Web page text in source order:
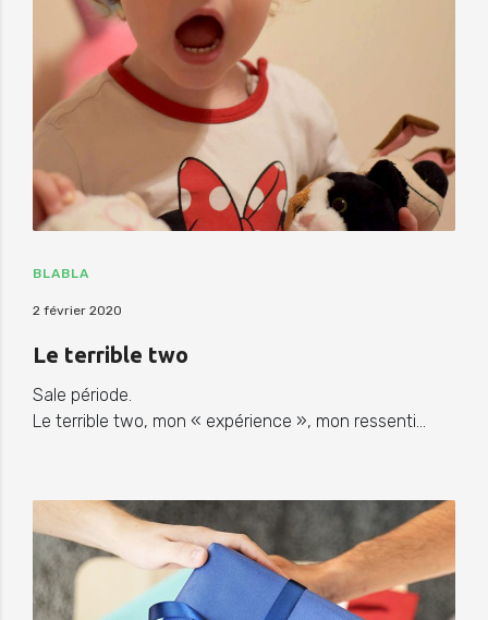
BLABLA
2 février 2020
Le terrible two
Sale période.
Le terrible two, mon « expérience », mon ressenti…